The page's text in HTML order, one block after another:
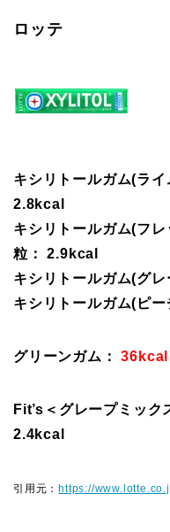
ロッテ
キシリトールガム(ライ
2.8kcal
キシリトールガム(フレ
粒： 2.9kcal
キシリトールガム(グレ
キシリトールガム(ピー
グリーンガム： 36kcal
Fit’s＜グレープミック
2.4kcal
引用元：https://